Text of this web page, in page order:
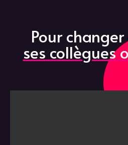
Pour changer
ses collègues